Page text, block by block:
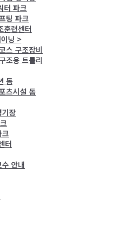
터 파크
팅 파크
훈련센터
닝 >
스 구조장비
조용 트롤리
돔
츠시설 돔
기장
터
안내